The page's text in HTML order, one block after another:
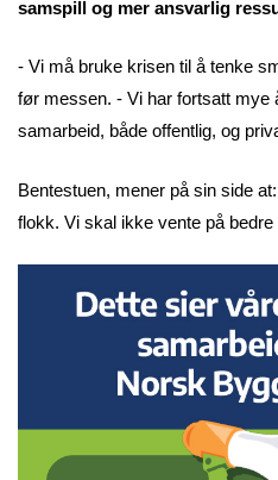
samspill og mer ansvarlig
- Vi må bruke krisen til å tenke
før messen. - Vi har fortsatt mye
samarbeid, både offentlig, og
Bentestuen, mener på sin side
flokk. Vi skal ikke vente på